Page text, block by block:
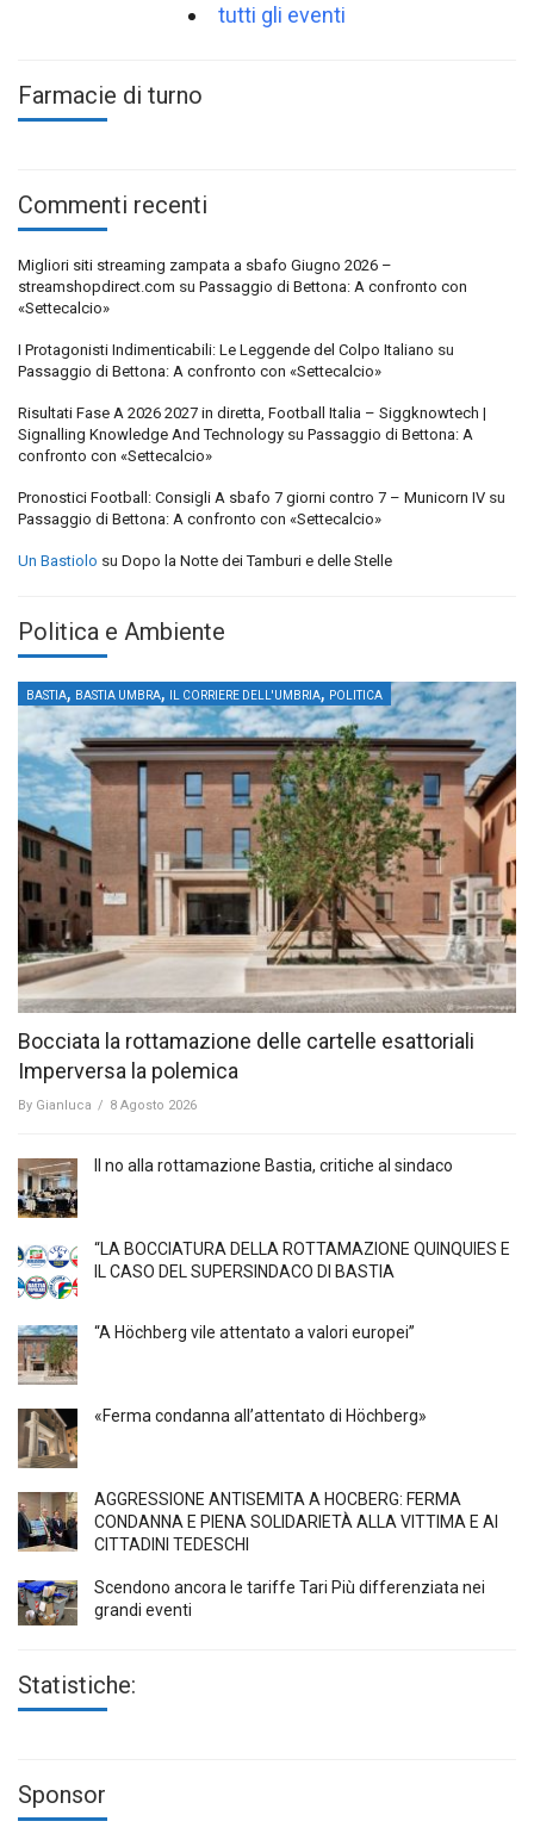
tutti gli eventi
Farmacie di turno
Commenti recenti
Migliori siti streaming zampata a sbafo Giugno 2026 –
streamshopdirect.com su Passaggio di Bettona: A confronto con
«Settecalcio»
I Protagonisti Indimenticabili: Le Leggende del Colpo Italiano su
Passaggio di Bettona: A confronto con «Settecalcio»
Risultati Fase A 2026 2027 in diretta, Football Italia – Siggknowtech |
Signalling Knowledge And Technology su Passaggio di Bettona: A
confronto con «Settecalcio»
Pronostici Football: Consigli A sbafo 7 giorni contro 7 – Municorn IV su
Passaggio di Bettona: A confronto con «Settecalcio»
Un Bastiolo su Dopo la Notte dei Tamburi e delle Stelle
Politica e Ambiente
BASTIA, BASTIA UMBRA, IL CORRIERE DELL'UMBRIA, POLITICA
Bocciata la rottamazione delle cartelle esattoriali
Imperversa la polemica
By Gianluca / 8 Agosto 2026
Il no alla rottamazione Bastia, critiche al sindaco
“LA BOCCIATURA DELLA ROTTAMAZIONE QUINQUIES E
IL CASO DEL SUPERSINDACO DI BASTIA
“A Höchberg vile attentato a valori europei”
«Ferma condanna all’attentato di Höchberg»
AGGRESSIONE ANTISEMITA A HÖCBERG: FERMA
CONDANNA E PIENA SOLIDARIETÀ ALLA VITTIMA E AI
CITTADINI TEDESCHI
Scendono ancora le tariffe Tari Più differenziata nei
grandi eventi
Statistiche:
Sponsor